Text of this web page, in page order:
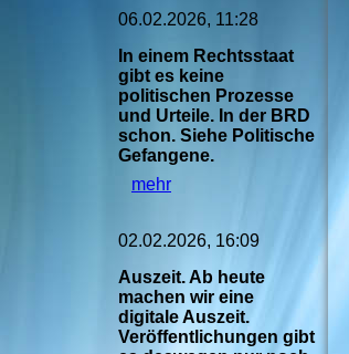
06.02.2026, 11:28
In einem Rechtsstaat
gibt es keine
politischen Prozesse
und Urteile. In der BRD
schon. Siehe Politische
Gefangene.
mehr
02.02.2026, 16:09
Auszeit. Ab heute
machen wir eine
digitale Auszeit.
Veröffentlichungen gibt